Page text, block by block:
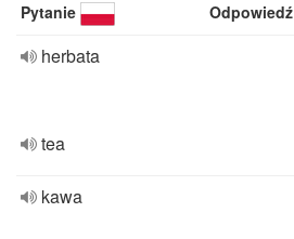
Pytanie Odpowiedź
herbata
tea
kawa